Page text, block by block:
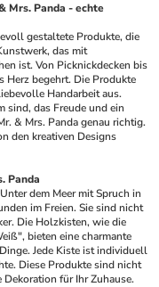
Mrs. Panda - echte
gestaltete Produkte, die
das mit
ist. Von Picknickdecken bis
Herz begehrt. Die Produkte
Handarbeit aus.
sind, das Freude und ein
& Mrs. Panda genau richtig.
den kreativen Designs
Panda
dem Meer mit Spruch in
im Freien. Sie sind nicht
Die Holzkisten, wie die
bieten eine charmante
Jede Kiste ist individuell
Diese Produkte sind nicht
für Ihr Zuhause.